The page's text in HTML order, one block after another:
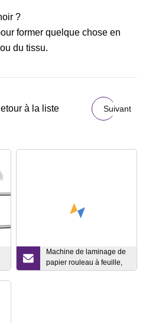
?
former quelque chose en
du tissu.
à la liste Suivant
Machine de laminage de
papier rouleau à feuille,
machine de laminage de